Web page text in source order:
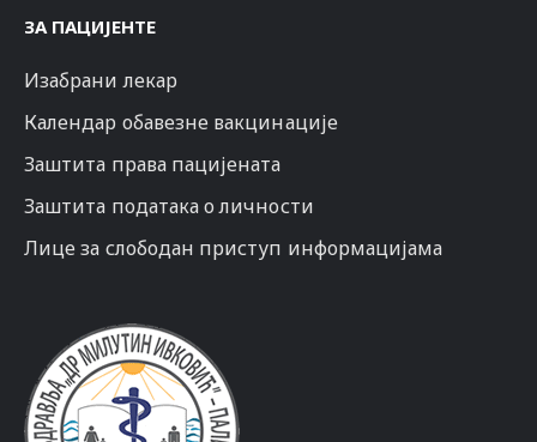
ЗА ПАЦИЈЕНТЕ
Изабрани лекар
Календар обавезне вакцинације
Заштита права пацијената
Заштита података о личности
Лице за слободан приступ информацијама